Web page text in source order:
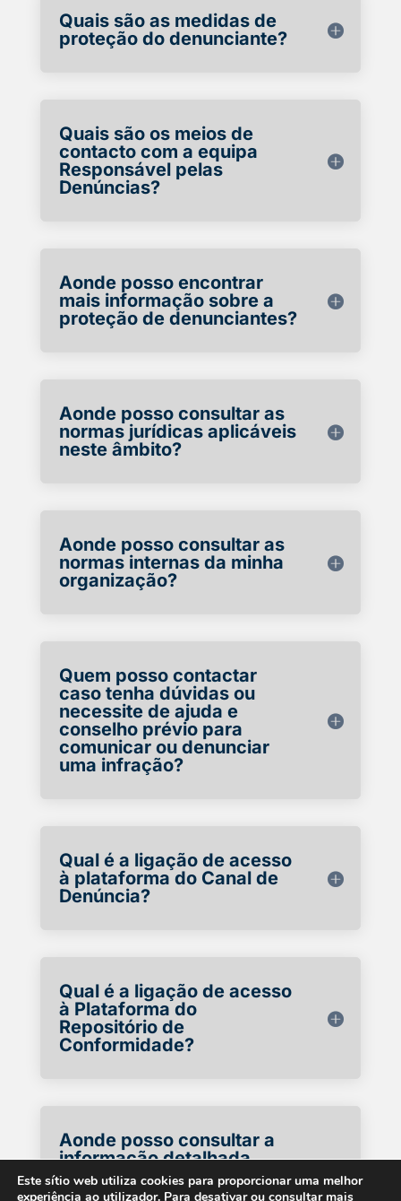
Quais são as medidas de
proteção do denunciante?
Quais são os meios de
contacto com a equipa
Responsável pelas
Denúncias?
Aonde posso encontrar
mais informação sobre a
proteção de denunciantes?
Aonde posso consultar as
normas jurídicas aplicáveis
neste âmbito?
Aonde posso consultar as
normas internas da minha
organização?
Quem posso contactar
caso tenha dúvidas ou
necessite de ajuda e
conselho prévio para
comunicar ou denunciar
uma infração?
Qual é a ligação de acesso
à plataforma do Canal de
Denúncia?
Qual é a ligação de acesso
à Plataforma do
Repositório de
Conformidade?
Aonde posso consultar a
informação detalhada
sobre proteção de dados
do denunciante?
Este sítio web utiliza cookies para proporcionar uma melhor
experiência ao utilizador. Para desativar ou consultar mais